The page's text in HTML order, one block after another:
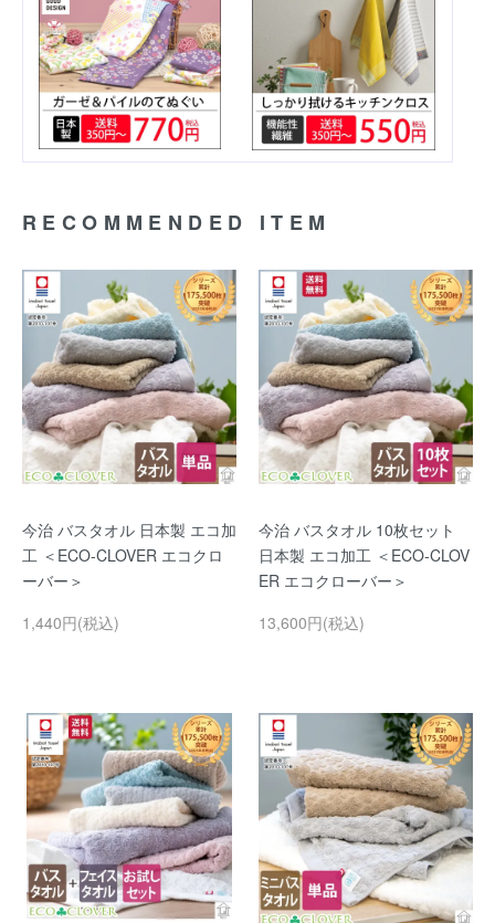
RECOMMENDED ITEM
今治 バスタオル 日本製 エコ加
工 ＜ECO-CLOVER エコクロ
ーバー＞
1,440円(税込)
今治 バスタオル 10枚セット
日本製 エコ加工 ＜ECO-CLOV
ER エコクローバー＞
13,600円(税込)